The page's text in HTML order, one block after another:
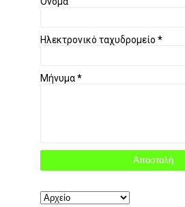
Ηλεκτρονικό ταχυδρομείο *
Μήνυμα*